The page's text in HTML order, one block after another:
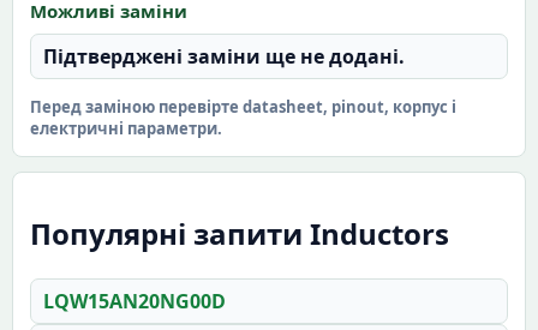
Можливі заміни
Підтверджені заміни ще не додані.
Перед заміною перевірте datasheet, pinout, корпус і
електричні параметри.
Популярні запити Inductors
LQW15AN20NG00D